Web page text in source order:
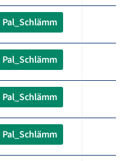
Pal_Schlämm
Pal_Schlämm
Pal_Schlämm
Pal_Schlämm